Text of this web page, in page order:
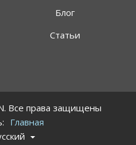
Блог
Статьи
Все права защищены
Главная